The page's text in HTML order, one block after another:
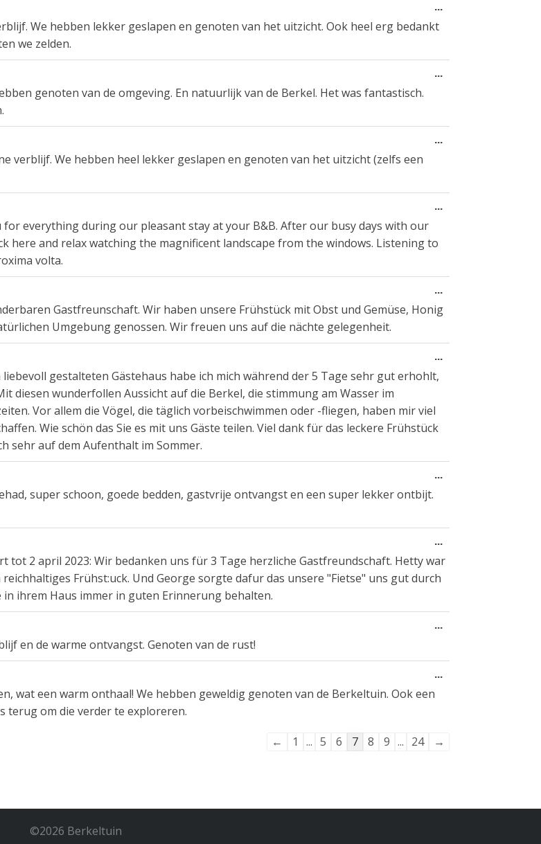
We hebben lekker geslapen en genoten van het uitzicht. Ook heel erg bedankt
we zelden.
...
genoten van de omgeving. En natuurlijk van de Berkel. Het was fantastisch.
...
verblijf. We hebben heel lekker geslapen en genoten van het uitzicht (zelfs een
...
for everything during our pleasant stay at your B&B. After our busy days with our
here and relax watching the magnificent landscape from the windows. Listening to
volta.
...
Gastfreunschaft. Wir haben unsere Frühstück mit Obst und Gemüse, Honig
Umgebung genossen. Wir freuen uns auf die nächte gelegenheit.
...
metabox.
gestalteten Gästehaus habe ich mich während der 5 Tage sehr gut erhohlt,
diesen wunderfollen Aussicht auf die Berkel, die stimmung am Wasser im
Vor allem die Vögel, die täglich vorbeischwimmen oder -fliegen, haben mir viel
Wie schön das Sie es mit uns Gäste teilen. Viel dank für das leckere Frühstück
sehr auf dem Aufenthalt im Sommer.
...
super schoon, goede bedden, gastvrije ontvangst en een super lekker ontbijt.
...
tot 2 april 2023: Wir bedanken uns für 3 Tage herzliche Gastfreundschaft. Hetty war
Frühst:uck. Und George sorgte dafur das unsere "Fietse" uns gut durch
ihrem Haus immer in guten Erinnerung behalten.
...
metabox.
en de warme ontvangst. Genoten van de rust!
...
wat een warm onthaal! We hebben geweldig genoten van de Berkeltuin. Ook een
terug om die verder te exploreren.
...
Navigatie
lijst
← 1 ... 5 6 7 8 9 ... 24 →
©2026 Berkeltuin